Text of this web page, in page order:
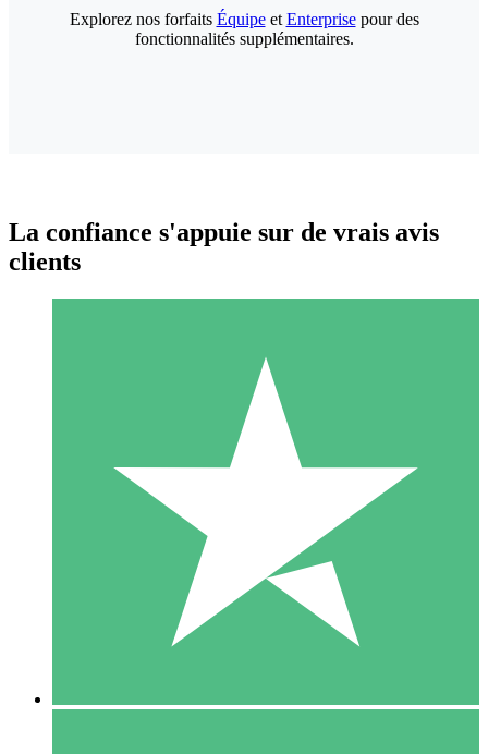
Packs de Crédits Individuels
Payez à l'utilisation avec des crédits de téléchargement. Sans
1 Téléchargement
10 00
Explorez nos forfaits Équipeet Enterprisepour des
fonctionnalités supplémentaires.
La confiance s'appuie sur de vrais avis
clients